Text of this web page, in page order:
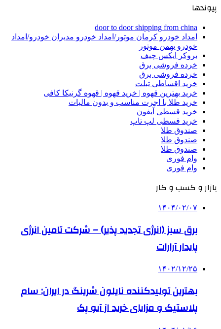
پیوندها
door to door shipping from china
امداد خودرو کرمان موتور/امداد خودرو مدیران خودرو/امداد
خودرو بهمن موتور
بروکر ایکس چیف
خرده فروشی برق
خرده فروشی برق
خرید اقساطی تبلت
خرید بهترین قهوه | خرید قهوه | قهوه گرنیکا کافی
خرید طلا با اجرت مناسب و بدون مالیات
خرید قسطی آیفون
خرید قسطی لپ تاپ
صندوق طلا
صندوق طلا
صندوق طلا
وام فوری
وام فوری
بازار و کسب و کار
۱۴۰۴/۰۲/۰۷
برق سبز (انرژی تجدید پذیر) – شرکت تامین انرژی
پایدار آرارات
۱۴۰۲/۱۲/۲۵
بهترین تولیدکننده نایلون شرینگ در ایران: سام
پلاستیک و مزایای خرید از آیو پک